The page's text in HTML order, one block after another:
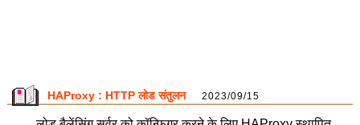
HAProxy : HTTP लोड संतुलन 2023/09/15